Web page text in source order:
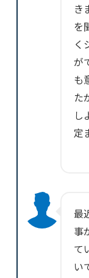
き
を
く
が
も
た
し
定
最
事
て
い